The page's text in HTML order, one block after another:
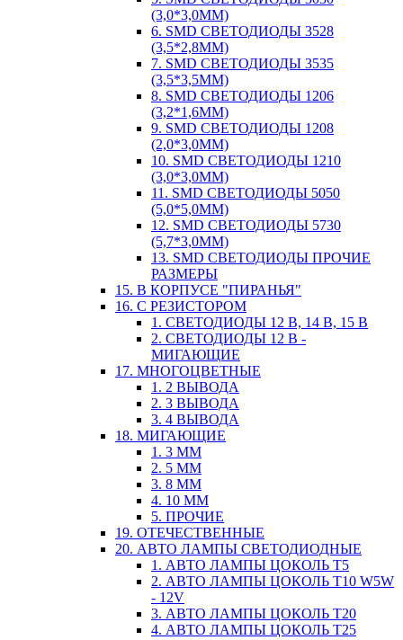
(3,0*3,0ММ)
6. SMD СВЕТОДИОДЫ 3528
(3,5*2,8ММ)
7. SMD СВЕТОДИОДЫ 3535
(3,5*3,5ММ)
8. SMD СВЕТОДИОДЫ 1206
(3,2*1,6ММ)
9. SMD СВЕТОДИОДЫ 1208
(2,0*3,0ММ)
10. SMD СВЕТОДИОДЫ 1210
(3,0*3,0ММ)
11. SMD СВЕТОДИОДЫ 5050
(5,0*5,0ММ)
12. SMD СВЕТОДИОДЫ 5730
(5,7*3,0ММ)
13. SMD СВЕТОДИОДЫ ПРОЧИЕ
РАЗМЕРЫ
15. В КОРПУСЕ "ПИРАНЬЯ"
16. С РЕЗИСТОРОМ
1. СВЕТОДИОДЫ 12 В, 14 В, 15 В
2. СВЕТОДИОДЫ 12 В -
МИГАЮЩИЕ
17. МНОГОЦВЕТНЫЕ
1. 2 ВЫВОДА
2. 3 ВЫВОДА
3. 4 ВЫВОДА
18. МИГАЮЩИЕ
1. 3 ММ
2. 5 ММ
3. 8 ММ
4. 10 ММ
5. ПРОЧИЕ
19. ОТЕЧЕСТВЕННЫЕ
20. АВТО ЛАМПЫ СВЕТОДИОДНЫЕ
1. АВТО ЛАМПЫ ЦОКОЛЬ T5
2. АВТО ЛАМПЫ ЦОКОЛЬ T10 W5W
- 12V
3. АВТО ЛАМПЫ ЦОКОЛЬ T20
4. АВТО ЛАМПЫ ЦОКОЛЬ T25